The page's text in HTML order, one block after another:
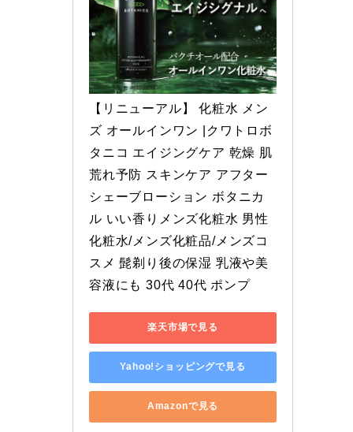
【リニューアル】 化粧水 メン
ズ オールインワン |クワトロボ
タニコ エイジングケア 乾燥 肌
荒れ予防 スキンケア アフター
シェーブローション ボタニカ
ル いい香りメンズ化粧水 男性
化粧水/メンズ化粧品/メンズコ
スメ 髭剃り後の保湿 乳液や美
容液にも 30代 40代 ポンプ
楽天市場で見る
Yahoo!ショッピングで見る
Amazonで見る